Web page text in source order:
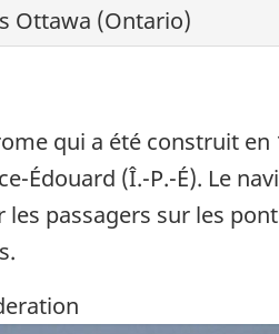
Ottawa (Ontario)
qui a été construit
Édouard (Î.-P.-É). Le
passagers sur les